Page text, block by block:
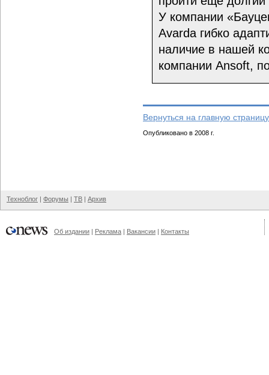
У компании
Avarda гибко
наличие в нашей
компании Ansoft,
Вернуться на главную
Опубликовано в 2008 г.
Техноблог | Форумы | ТВ | Архив
Об издании | Реклама | Вакансии | Контакты